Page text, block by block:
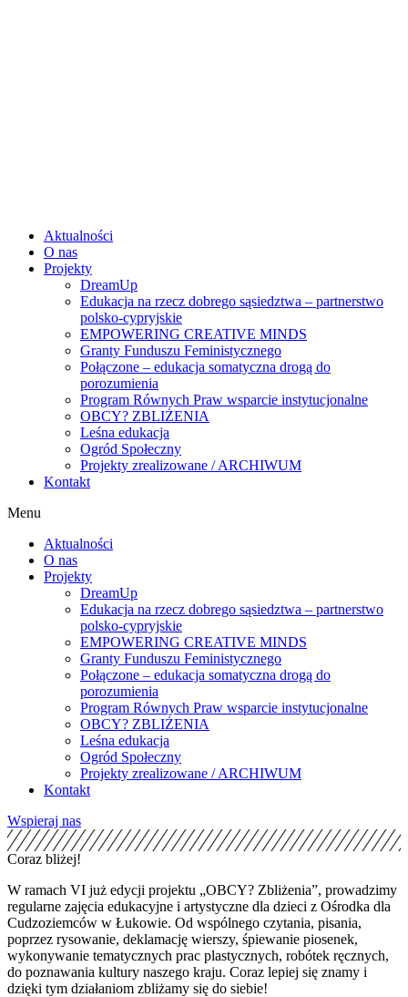
Aktualności
O nas
Projekty
DreamUp
Edukacja na rzecz dobrego sąsiedztwa – partnerstwo
polsko-cypryjskie
EMPOWERING CREATIVE MINDS
Granty Funduszu Feministycznego
Połączone – edukacja somatyczna drogą do
porozumienia
Program Równych Praw wsparcie instytucjonalne
OBCY? ZBLIŻENIA
Leśna edukacja
Ogród Społeczny
Projekty zrealizowane / ARCHIWUM
Kontakt
Menu
Aktualności
O nas
Projekty
DreamUp
Edukacja na rzecz dobrego sąsiedztwa – partnerstwo
polsko-cypryjskie
EMPOWERING CREATIVE MINDS
Granty Funduszu Feministycznego
Połączone – edukacja somatyczna drogą do
porozumienia
Program Równych Praw wsparcie instytucjonalne
OBCY? ZBLIŻENIA
Leśna edukacja
Ogród Społeczny
Projekty zrealizowane / ARCHIWUM
Kontakt
Wspieraj nas
Coraz bliżej!
W ramach VI już edycji projektu „OBCY? Zbliżenia”, prowadzimy
regularne zajęcia edukacyjne i artystyczne dla dzieci z Ośrodka dla
Cudzoziemców w Łukowie. Od wspólnego czytania, pisania,
poprzez rysowanie, deklamację wierszy, śpiewanie piosenek,
wykonywanie tematycznych prac plastycznych, robótek ręcznych,
do poznawania kultury naszego kraju. Coraz lepiej się znamy i
dzięki tym działaniom zbliżamy się do siebie!